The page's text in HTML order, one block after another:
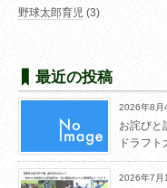
野球太郎育児 (3)
最近の投稿
2026年8月
お詫びと
ドラフト
2026年7月